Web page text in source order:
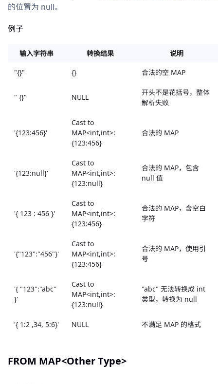
的位置为 null。
例子
输入字符串 转换结果 说明
"{}" {} 合法的空 MAP
" {}" NULL
开头不是花括号，整体
解析失败
'{123:456}'
Cast to
MAP<int,int>:
{123:456}
合法的 MAP
'{123:null}'
Cast to
MAP<int,int>:
{123:null}
合法的 MAP，包含
null 值
'{ 123 : 456 }'
Cast to
MAP<int,int>:
{123:456}
合法的 MAP，含空白
字符
'{"123":"456"}'
Cast to
MAP<int,int>:
{123:456}
合法的 MAP，使用引
号
'{ "123":"abc"
}'
Cast to
MAP<int,int>:
{123:null}
"abc" 无法转换成 int
类型，转换为 null
'{ 1:2 ,34, 5:6}' NULL 不满足 MAP 的格式
FROM MAP<Other Type>